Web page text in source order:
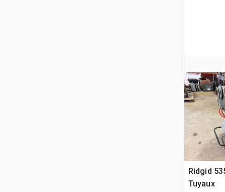
Ridgid
Tuyaux